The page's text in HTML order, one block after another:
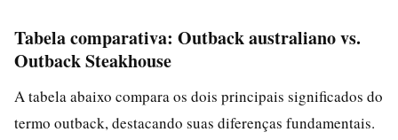
Tabela comparativa: Outback australiano vs.
Outback Steakhouse
A tabela abaixo compara os dois principais significados do
termo outback, destacando suas diferenças fundamentais.